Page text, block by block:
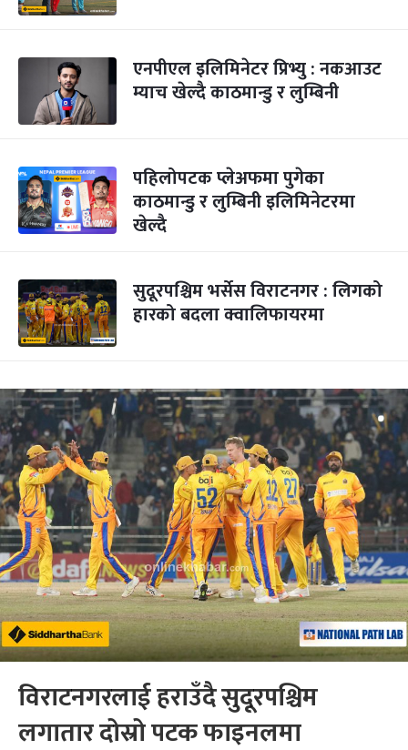
एनपीएल इलिमिनेटर प्रिभ्यु : नकआउट
म्याच खेल्दै काठमान्डु र लुम्बिनी
पहिलोपटक प्लेअफमा पुगेका
काठमान्डु र लुम्बिनी इलिमिनेटरमा
खेल्दै
सुदूरपश्चिम भर्सेस विराटनगर : लिगको
हारको बदला क्वालिफायरमा
विराटनगरलाई हराउँदै सुदूरपश्चिम
लगातार दोस्रो पटक फाइनलमा